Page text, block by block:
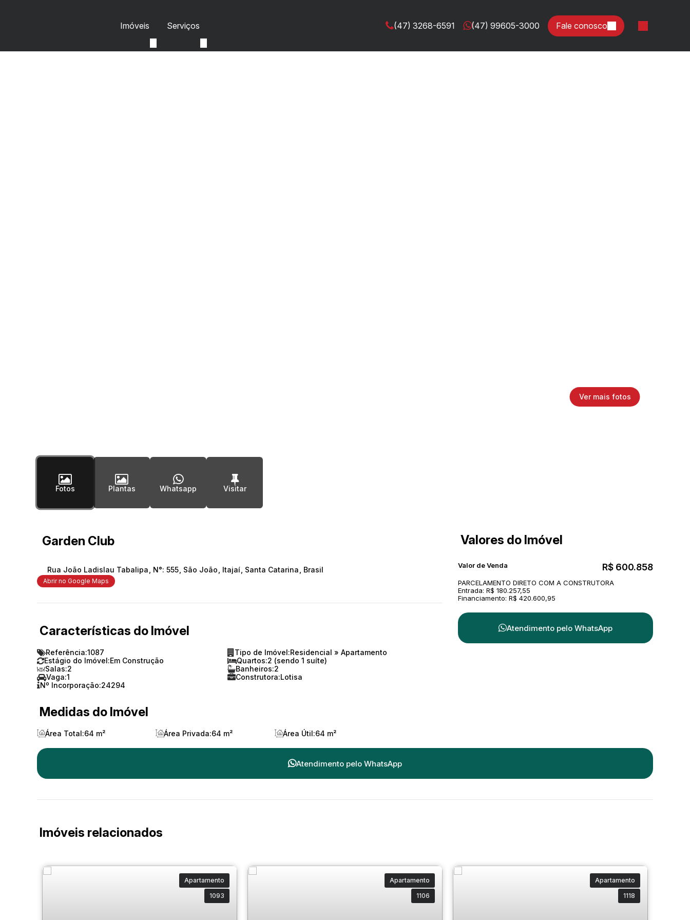
Imóveis Serviços Fale conosco
(47) 3268-6591 (47) 99605-3000
Fotos Plantas Whatsapp
Garden Club
Rua João Ladislau Tabalipa N°: 555 São João Itajaí Santa Catarina Brasil
Abrir no Google Maps
Características do Imóvel
Referência:1087 Tipo de Imóvel:Residencial » Apartamento
Estágio do Imóvel:Em Construção Quartos:2 (sendo 1 suíte)
Salas:2 Banheiros:2
Vaga:1 Construtora:Lotisa
Nº Incorporação:24294
Medidas do Imóvel
Área Total:64 m² Área Privada:64 m² Área Útil:64 m²
Valores do Imóvel
R$ 600.858
Valor de Venda
PARCELAMENTO DIRETO COM A CONSTRUTORA
Entrada: R$ 180.257,55
Financiamento: R$ 420.600,95
Atendimento pelo WhatsApp
Atendimento pelo WhatsApp
Imóveis relacionados
Apartamento
1093
Apartamento
1106
Apartamento
1118